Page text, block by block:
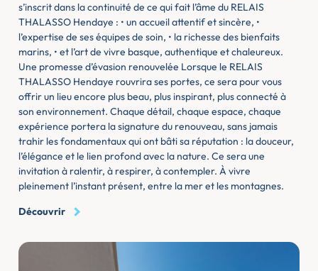
s’inscrit dans la continuité de ce qui fait l’âme du RELAIS
THALASSO Hendaye : • un accueil attentif et sincère, •
l’expertise de ses équipes de soin, • la richesse des bienfaits
marins, • et l’art de vivre basque, authentique et chaleureux.
Une promesse d’évasion renouvelée Lorsque le RELAIS
THALASSO Hendaye rouvrira ses portes, ce sera pour vous
offrir un lieu encore plus beau, plus inspirant, plus connecté à
son environnement. Chaque détail, chaque espace, chaque
expérience portera la signature du renouveau, sans jamais
trahir les fondamentaux qui ont bâti sa réputation : la douceur,
l’élégance et le lien profond avec la nature. Ce sera une
invitation à ralentir, à respirer, à contempler. À vivre
pleinement l’instant présent, entre la mer et les montagnes.
Découvrir